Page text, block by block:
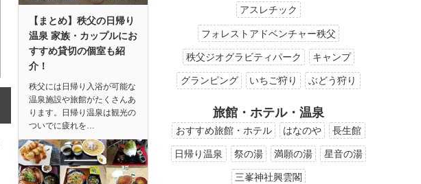
【まとめ】秩父の日帰り
温泉 家族・カップルにお
すすめ貸切の個室も紹
介！
秩父には日帰り入浴が可能な
温泉施設や旅館がたくさんあ
ります。日帰り温泉は観光の
ついでに疲れを…
アスレチック
フォレストアドベンチャー秩父
秩父ジオグラビティパーク キャンプ
グランピング いちご狩り ぶどう狩り
旅館・ホテル・温泉
おすすめ旅館・ホテル はなのや 長生館
日帰り温泉 祭の湯 満願の湯 星音の湯
三峯神社興雲閣